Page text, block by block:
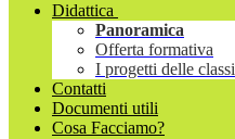
Didattica
Panoramica
Offerta formativa
I progetti delle classi
Contatti
Documenti utili
Cosa Facciamo?